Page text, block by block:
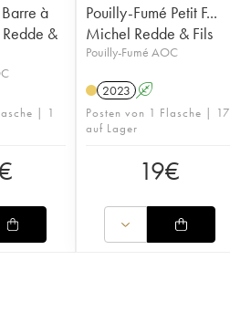
à
&
| 1
Pouilly-Fumé Petit F...
Michel Redde & Fils
Pouilly-Fumé AOC
2023 A
Posten von 1 Flasche | 17
auf Lager
19€